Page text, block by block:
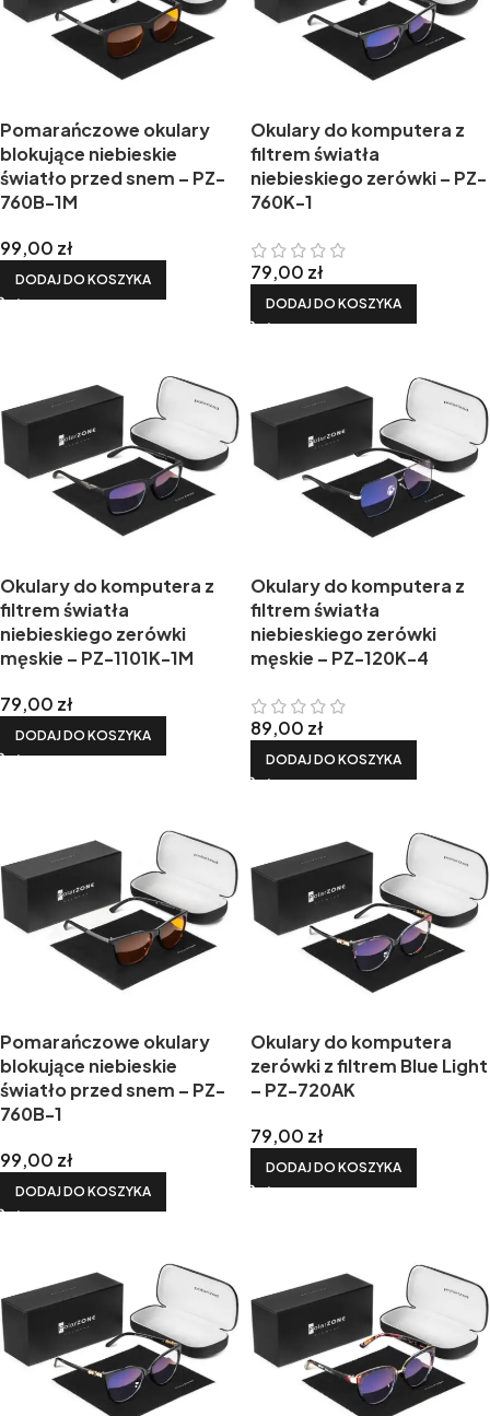
Pomarańczowe okulary
blokujące niebieskie
światło przed snem – PZ-
760B-1M
99,00 zł
DODAJ DO KOSZYKA
Okulary do komputera z
filtrem światła
niebieskiego zerówki – PZ-
760K-1
79,00 zł
DODAJ DO KOSZYKA
Okulary do komputera z
filtrem światła
niebieskiego zerówki
męskie – PZ-1101K-1M
79,00 zł
DODAJ DO KOSZYKA
Okulary do komputera z
filtrem światła
niebieskiego zerówki
męskie – PZ-120K-4
89,00 zł
DODAJ DO KOSZYKA
Pomarańczowe okulary
blokujące niebieskie
światło przed snem – PZ-
760B-1
99,00 zł
DODAJ DO KOSZYKA
Okulary do komputera
zerówki z filtrem Blue Light
– PZ-720AK
79,00 zł
DODAJ DO KOSZYKA